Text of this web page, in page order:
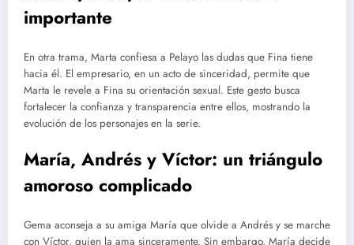
importante
En otra trama, Marta confiesa a Pelayo las dudas que Fina tiene
hacia él. El empresario, en un acto de sinceridad, permite que
Marta le revele a Fina su orientación sexual. Este gesto busca
fortalecer la confianza y transparencia entre ellos, mostrando la
evolución de los personajes en la serie.
María, Andrés y Víctor: un triángulo
amoroso complicado
Gema aconseja a su amiga María que olvide a Andrés y se marche
con Víctor, quien la ama sinceramente. Sin embargo, María decide